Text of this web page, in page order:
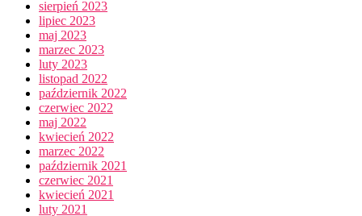
sierpień 2023
lipiec 2023
maj 2023
marzec 2023
luty 2023
listopad 2022
październik 2022
czerwiec 2022
maj 2022
kwiecień 2022
marzec 2022
październik 2021
czerwiec 2021
kwiecień 2021
luty 2021